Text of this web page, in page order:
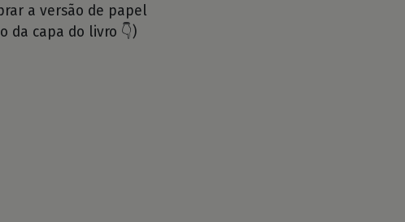
a versão de papel
da capa do livro 👇)